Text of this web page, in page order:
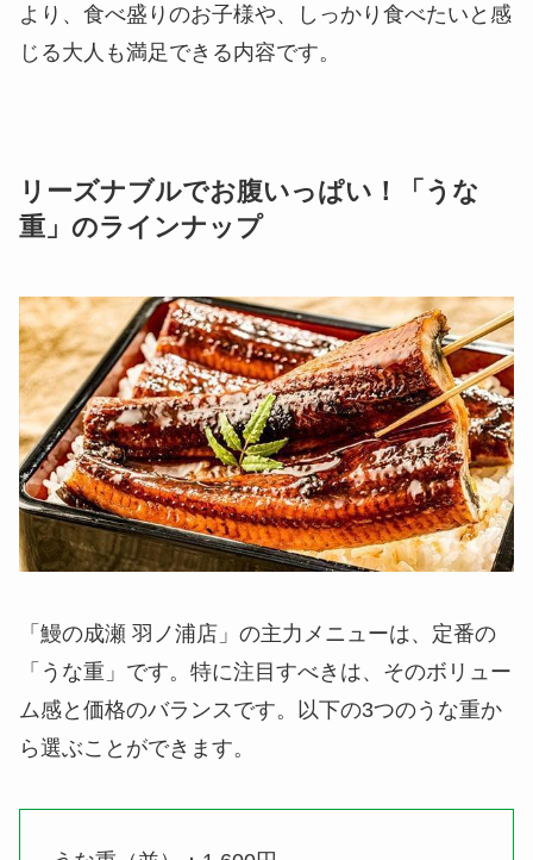
より、食べ盛りのお子様や、しっかり食べたいと感
じる大人も満足できる内容です。
リーズナブルでお腹いっぱい！「うな
重」のラインナップ
「鰻の成瀬 羽ノ浦店」の主力メニューは、定番の
「うな重」です。特に注目すべきは、そのボリュー
ム感と価格のバランスです。以下の3つのうな重か
ら選ぶことができます。